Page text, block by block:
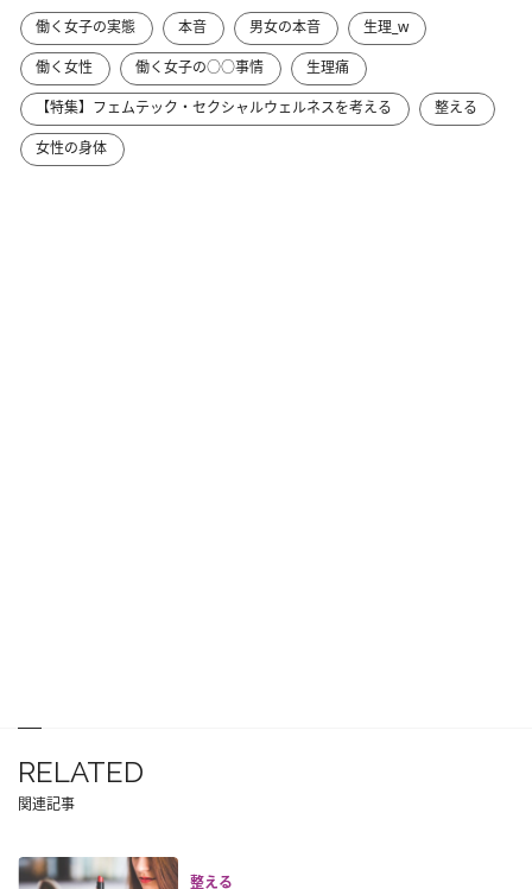
働く女子の実態 本音 男女の本音
生理_w
働く女性
働く女子の○○事情
生理痛
【特集】フェムテック・セクシャルウェルネスを考える
整える
女性の身体
RELATED
関連記事
整える